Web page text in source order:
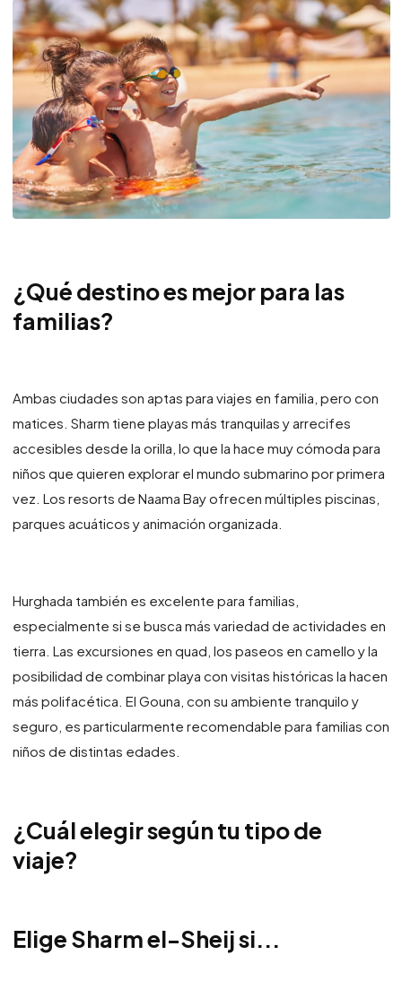
¿Qué destino es mejor para las
familias?
Ambas ciudades son aptas para viajes en familia, pero con
matices. Sharm tiene playas más tranquilas y arrecifes
accesibles desde la orilla, lo que la hace muy cómoda para
niños que quieren explorar el mundo submarino por primera
vez. Los resorts de Naama Bay ofrecen múltiples piscinas,
parques acuáticos y animación organizada.
Hurghada también es excelente para familias,
especialmente si se busca más variedad de actividades en
tierra. Las excursiones en quad, los paseos en camello y la
posibilidad de combinar playa con visitas históricas la hacen
más polifacética. El Gouna, con su ambiente tranquilo y
seguro, es particularmente recomendable para familias con
niños de distintas edades.
¿Cuál elegir según tu tipo de
viaje?
Elige Sharm el-Sheij si...